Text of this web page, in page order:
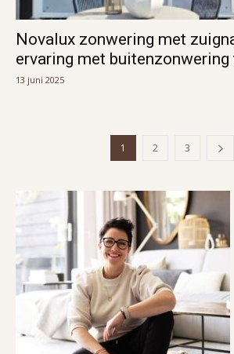
Novalux zonwering met
ervaring met
13 juni 2025
1 2 3